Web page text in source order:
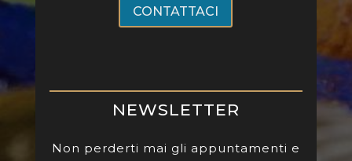
CONTATTACI
NEWSLETTER
Non perderti mai gli appuntamenti e